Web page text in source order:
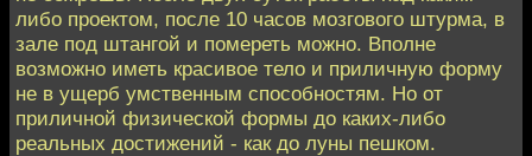
либо проектом, после 10 часов мозгового штурма, в
зале под штангой и помереть можно. Вполне
возможно иметь красивое тело и приличную форму
не в ущерб умственным способностям. Но от
приличной физической формы до каких-либо
реальных достижений - как до луны пешком.